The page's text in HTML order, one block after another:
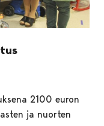
2100 euron
ja nuorten